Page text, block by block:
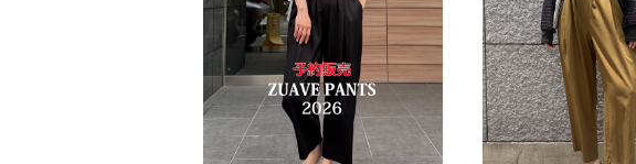
【予約】*人気＊8/10レング
ス ズアーブパンツ2026（N
O.59252604）
¥13,200
予約商品
8/10レングスワイ
¥15,180